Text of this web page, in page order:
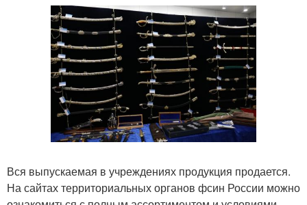
Вся выпускаемая в учреждениях продукция продается.
На сайтах территориальных органов фсин России можно